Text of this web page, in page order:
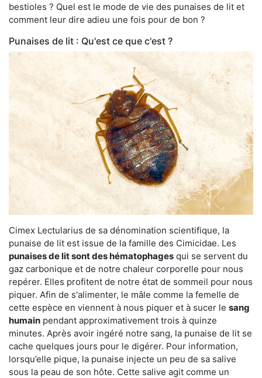
bestioles ? Quel est le mode de vie des punaises de lit et
comment leur dire adieu une fois pour de bon ?
Punaises de lit : Qu'est ce que c'est ?
Cimex Lectularius de sa dénomination scientifique, la
punaise de lit est issue de la famille des Cimicidae. Les
punaises de lit sont des hématophages qui se servent du
gaz carbonique et de notre chaleur corporelle pour nous
repérer. Elles profitent de notre état de sommeil pour nous
piquer. Afin de s'alimenter, le mâle comme la femelle de
cette espèce en viennent à nous piquer et à sucer le sang
humain pendant approximativement trois à quinze
minutes. Après avoir ingéré notre sang, la punaise de lit se
cache quelques jours pour le digérer. Pour information,
lorsqu’elle pique, la punaise injecte un peu de sa salive
sous la peau de son hôte. Cette salive agit comme un